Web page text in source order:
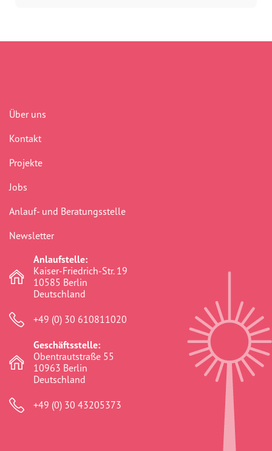
Über uns
Kontakt
Projekte
Jobs
Anlauf- und Beratungsstelle
Newsletter
Anlaufstelle:
Kaiser-Friedrich-Str. 19
10585 Berlin
Deutschland
+49 (0) 30 610811020
Geschäftsstelle:
Obentrautstraße 55
10963 Berlin
Deutschland
+49 (0) 30 43205373